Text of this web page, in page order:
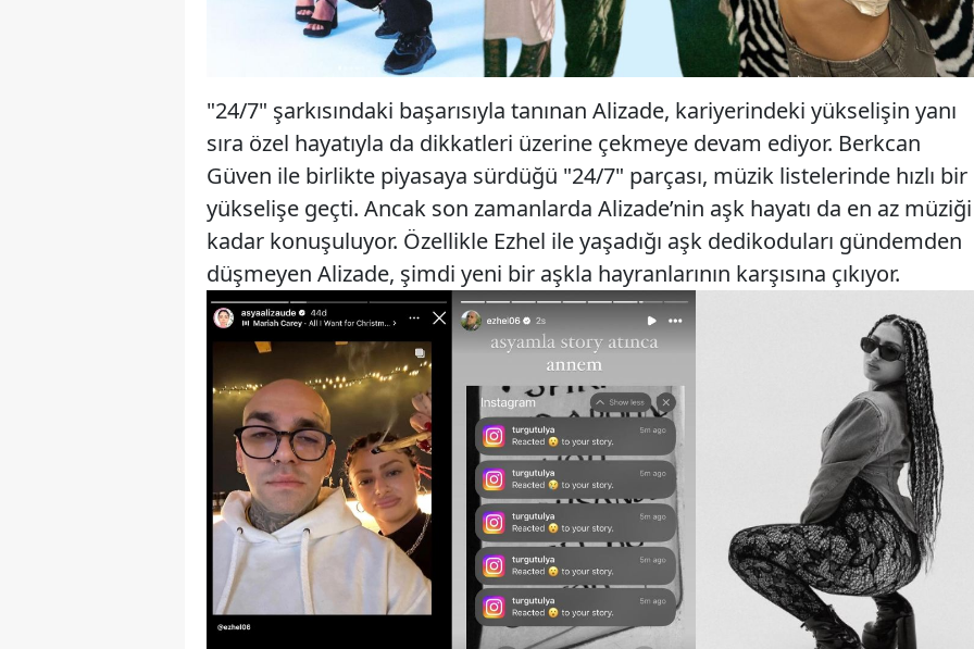
"24/7" şarkısındaki başarısıyla tanınan Alizade, kariyerindeki yükselişin yanı
sıra özel hayatıyla da dikkatleri üzerine çekmeye devam ediyor. Berkcan
Güven ile birlikte piyasaya sürdüğü "24/7" parçası, müzik listelerinde hızlı bir
yükselişe geçti. Ancak son zamanlarda Alizade’nin aşk hayatı da en az müziği
kadar konuşuluyor. Özellikle Ezhel ile yaşadığı aşk dedikoduları gündemden
düşmeyen Alizade, şimdi yeni bir aşkla hayranlarının karşısına çıkıyor.